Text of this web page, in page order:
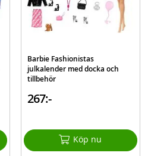
Barbie Fashionistas
julkalender med docka och
tillbehör
267:-
Köp nu